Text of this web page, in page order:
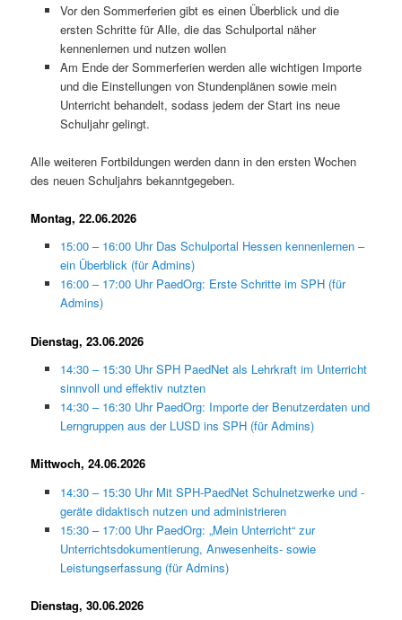
Vor den Sommerferien gibt es einen Überblick und die
ersten Schritte für Alle, die das Schulportal näher
kennenlernen und nutzen wollen
Am Ende der Sommerferien werden alle wichtigen Importe
und die Einstellungen von Stundenplänen sowie mein
Unterricht behandelt, sodass jedem der Start ins neue
Schuljahr gelingt.
Alle weiteren Fortbildungen werden dann in den ersten Wochen
des neuen Schuljahrs bekanntgegeben.
Montag, 22.06.2026
15:00 – 16:00 Uhr Das Schulportal Hessen kennenlernen –
ein Überblick (für Admins)
16:00 – 17:00 Uhr PaedOrg: Erste Schritte im SPH (für
Admins)
Dienstag, 23.06.2026
14:30 – 15:30 Uhr SPH PaedNet als Lehrkraft im Unterricht
sinnvoll und effektiv nutzten
14:30 – 16:30 Uhr PaedOrg: Importe der Benutzerdaten und
Lerngruppen aus der LUSD ins SPH (für Admins)
Mittwoch, 24.06.2026
14:30 – 15:30 Uhr Mit SPH-PaedNet Schulnetzwerke und -
geräte didaktisch nutzen und administrieren
15:30 – 17:00 Uhr PaedOrg: „Mein Unterricht“ zur
Unterrichtsdokumentierung, Anwesenheits- sowie
Leistungserfassung (für Admins)
Dienstag, 30.06.2026